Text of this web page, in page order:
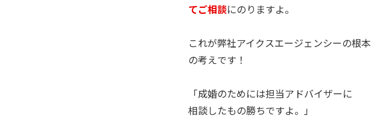
てご相談にのりますよ。
これが弊社アイクスエージェンシーの根本
の考えです！
「成婚のためには担当アドバイザーに
相談したもの勝ちですよ。」